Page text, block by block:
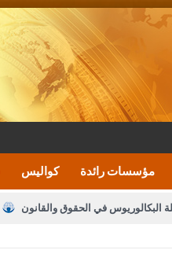
كواليس مؤسسات رائدة
البكالوريوس في الحقوق والقانون